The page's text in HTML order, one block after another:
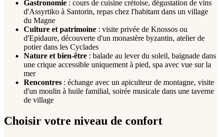
Gastronomie : cours de cuisine crétoise, dégustation de vins
d'Assyrtiko à Santorin, repas chez l'habitant dans un village
du Magne
Culture et patrimoine : visite privée de Knossos ou
d'Epidaure, découverte d'un monastère byzantin, atelier de
potier dans les Cyclades
Nature et bien-être : balade au lever du soleil, baignade dans
une crique accessible uniquement à pied, spa avec vue sur la
mer
Rencontres : échange avec un apiculteur de montagne, visite
d'un moulin à huile familial, soirée musicale dans une taverne
de village
Choisir votre niveau de confort